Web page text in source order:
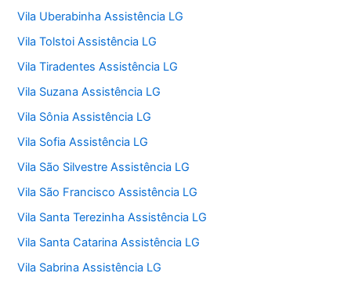
Vila Uberabinha Assistência LG
Vila Tolstoi Assistência LG
Vila Tiradentes Assistência LG
Vila Suzana Assistência LG
Vila Sônia Assistência LG
Vila Sofia Assistência LG
Vila São Silvestre Assistência LG
Vila São Francisco Assistência LG
Vila Santa Terezinha Assistência LG
Vila Santa Catarina Assistência LG
Vila Sabrina Assistência LG